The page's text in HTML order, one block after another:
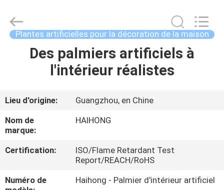
MAISON
VIDÉOS
À
DE
Crafts
Factory.
Rights
Plantes artificielles pour la décoration de la maison
Des palmiers artificiels à
l'intérieur réalistes
Lieu d'origine:
Guangzhou, en Chine
Nom de
marque:
HAIHONG
Certification:
ISO/Flame Retardant Test
Report/REACH/RoHS
Numéro de
Haihong - Palmier d'intérieur artificiel